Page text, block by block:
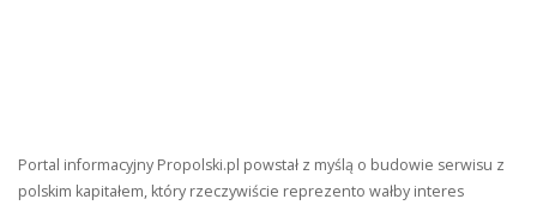
Portal informacyjny Propolski.pl powstał z myślą o budowie serwisu z
polskim kapitałem, który rzeczywiście reprezento wałby interes